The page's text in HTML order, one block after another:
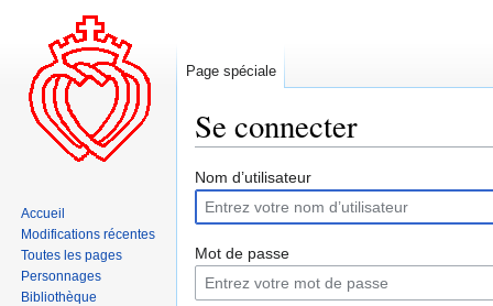
Se connecter
Aller
la
navigation
Aller
la
recherche
Nom d’utilisateur
Mot de passe
Page spéciale
Accueil
Modifications récentes
Toutes les pages
Personnages
Bibliothèque